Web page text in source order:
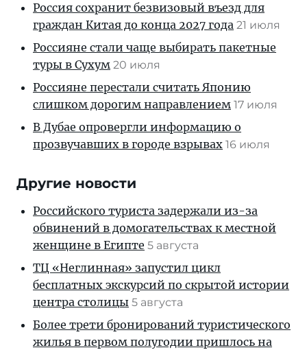
Россия сохранит безвизовый въезд для
граждан Китая до конца 2027 года 21 июля
Россияне стали чаще выбирать пакетные
туры в Сухум 20 июля
Россияне перестали считать Японию
слишком дорогим направлением 17 июля
В Дубае опровергли информацию о
прозвучавших в городе взрывах 16 июля
Другие новости
Российского туриста задержали из-за
обвинений в домогательствах к местной
женщине в Египте 5 августа
ТЦ «Неглинная» запустил цикл
бесплатных экскурсий по скрытой истории
центра столицы 5 августа
Более трети бронирований туристического
жилья в первом полугодии пришлось на